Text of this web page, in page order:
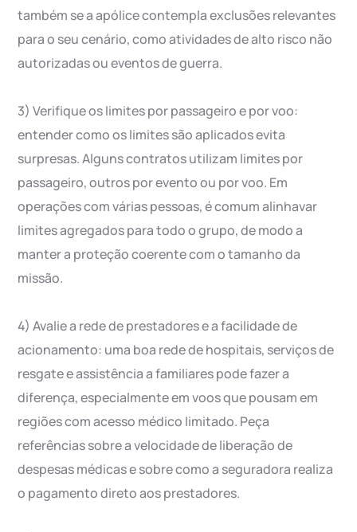
também se a apólice contempla exclusões relevantes
para o seu cenário, como atividades de alto risco não
autorizadas ou eventos de guerra.
3) Verifique os limites por passageiro e por voo:
entender como os limites são aplicados evita
surpresas. Alguns contratos utilizam limites por
passageiro, outros por evento ou por voo. Em
operações com várias pessoas, é comum alinhavar
limites agregados para todo o grupo, de modo a
manter a proteção coerente com o tamanho da
missão.
4) Avalie a rede de prestadores e a facilidade de
acionamento: uma boa rede de hospitais, serviços de
resgate e assistência a familiares pode fazer a
diferença, especialmente em voos que pousam em
regiões com acesso médico limitado. Peça
referências sobre a velocidade de liberação de
despesas médicas e sobre como a seguradora realiza
o pagamento direto aos prestadores.